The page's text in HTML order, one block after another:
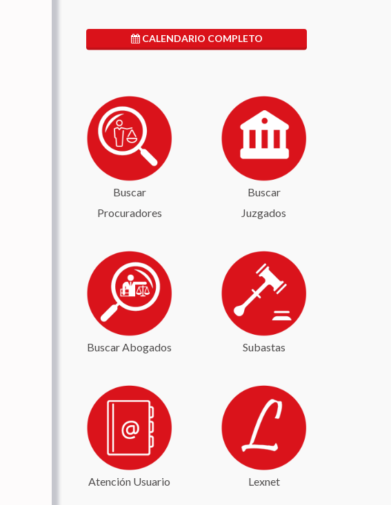
CALENDARIO COMPLETO
Buscar
Procuradores
Buscar Abogados
Atención Usuario
Buscar
Juzgados
Subastas
Lexnet